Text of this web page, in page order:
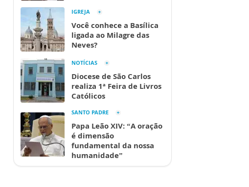
IGREJA
Você conhece a Basílica
ligada ao Milagre das
Neves?
NOTÍCIAS
Diocese de São Carlos
realiza 1ª Feira de Livros
Católicos
SANTO PADRE
Papa Leão XIV: “A oração
é dimensão
fundamental da nossa
humanidade”